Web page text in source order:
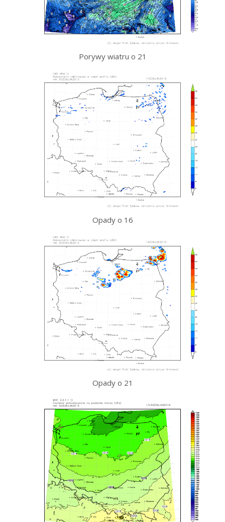
Porywy wiatru o 21
Opady o 16
Opady o 21